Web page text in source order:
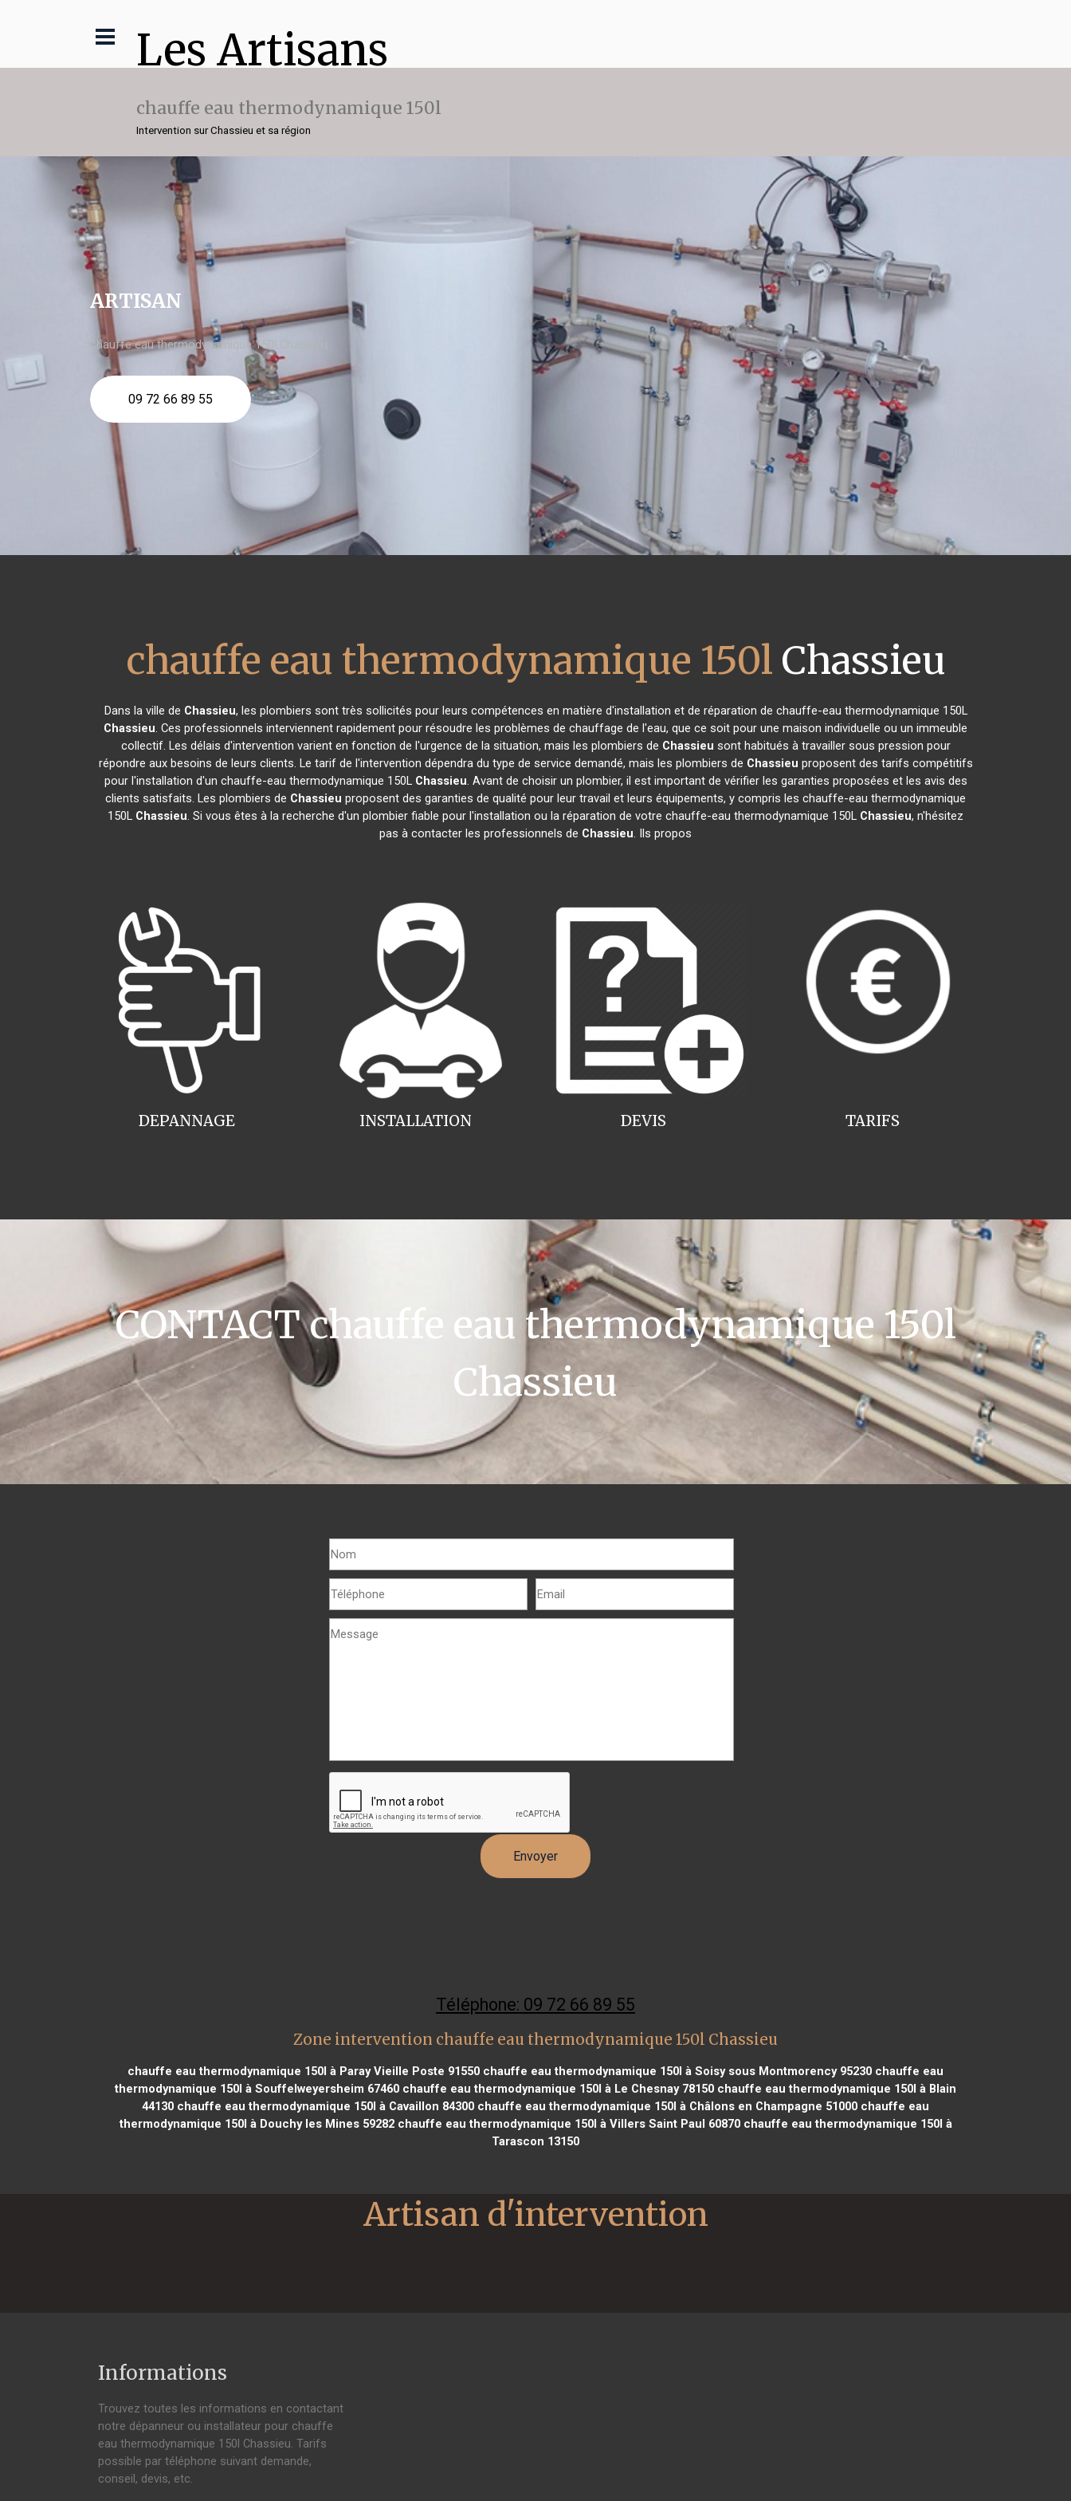
Les Artisans
chauffe eau thermodynamique 150l
Intervention sur Chassieu et sa région
ARTISAN
chauffe eau thermodynamique 150l Chassieu
09 72 66 89 55
chauffe eau thermodynamique 150l Chassieu
Dans la ville de Chassieu, les plombiers sont très sollicités pour leurs compétences en matière d'installation et de réparation de chauffe-eau thermodynamique 150L
Chassieu. Ces professionnels interviennent rapidement pour résoudre les problèmes de chauffage de l'eau, que ce soit pour une maison individuelle ou un immeuble
collectif. Les délais d'intervention varient en fonction de l'urgence de la situation, mais les plombiers de Chassieu sont habitués à travailler sous pression pour
répondre aux besoins de leurs clients. Le tarif de l'intervention dépendra du type de service demandé, mais les plombiers de Chassieu proposent des tarifs compétitifs
pour l'installation d'un chauffe-eau thermodynamique 150L Chassieu. Avant de choisir un plombier, il est important de vérifier les garanties proposées et les avis des
clients satisfaits. Les plombiers de Chassieu proposent des garanties de qualité pour leur travail et leurs équipements, y compris les chauffe-eau thermodynamique
150L Chassieu. Si vous êtes à la recherche d'un plombier fiable pour l'installation ou la réparation de votre chauffe-eau thermodynamique 150L Chassieu, n'hésitez
pas à contacter les professionnels de Chassieu. Ils propos
INSTALLATION
DEPANNAGE TARIFS
DEVIS
CONTACT chauffe eau thermodynamique 150l
Chassieu
Téléphone: 09 72 66 89 55
Zone intervention chauffe eau thermodynamique 150l Chassieu
chauffe eau thermodynamique 150l à Paray Vieille Poste 91550 chauffe eau thermodynamique 150l à Soisy sous Montmorency 95230 chauffe eau
thermodynamique 150l à Souffelweyersheim 67460 chauffe eau thermodynamique 150l à Le Chesnay 78150 chauffe eau thermodynamique 150l à Blain
44130 chauffe eau thermodynamique 150l à Cavaillon 84300 chauffe eau thermodynamique 150l à Châlons en Champagne 51000 chauffe eau
thermodynamique 150l à Douchy les Mines 59282chauffe eau thermodynamique 150l à Villers Saint Paul 60870chauffe eau thermodynamique 150l à
Tarascon 13150
Informations
Trouvez toutes les informations en contactant
notre dépanneur ou installateur pour chauffe
eau thermodynamique 150l Chassieu. Tarifs
possible par téléphone suivant demande,
conseil, devis, etc.
Artisan d'intervention